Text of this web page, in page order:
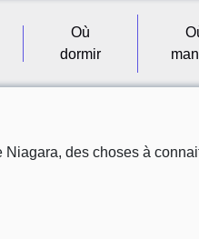
Où
dormir
Niagara, des choses à